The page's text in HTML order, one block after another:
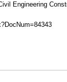
Engineering